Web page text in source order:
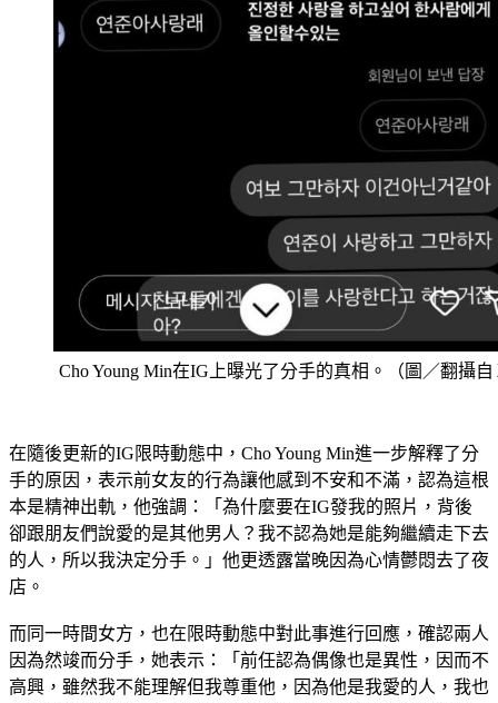
Cho Young Min在IG上曝光了分手的真相。（圖／翻攝自
手的原因，表示前女友的行為讓他感到不安和不滿，認為這根
本是精神出軌，他強調：「為什麼要在IG發我的照片，背後
卻跟朋友們說愛的是其他男人？我不認為她是能夠繼續走下去
的人，所以我決定分手。」他更透露當晚因為心情鬱悶去了夜
店。
因為然竣而分手，她表示：「前任認為偶像也是異性，因而不
高興，雖然我不能理解但我尊重他，因為他是我愛的人，我也
真誠地向他道歉。」然而此時雙方已經到了論及婚嫁的階段，